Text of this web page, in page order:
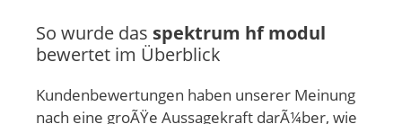
So wurde das spektrum hf modul
bewertet im Überblick
Kundenbewertungen haben unserer Meinung
nach eine groÃŸe Aussagekraft darÃ¼ber, wie